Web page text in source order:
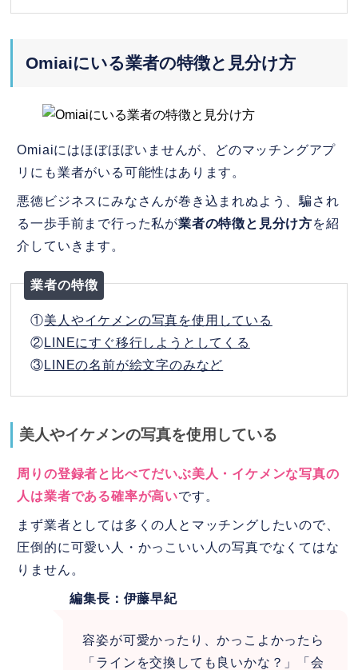
Omiaiにいる業者の特徴と見分け方
Omiaiにはほぼほぼいませんが、どのマッチングアプ
リにも業者がいる可能性はあります。
悪徳ビジネスにみなさんが巻き込まれぬよう、騙され
る一歩手前まで行った私が業者の特徴と見分け方を紹
介していきます。
業者の特徴
①美人やイケメンの写真を使用している
② LINEにすぐ移行しようとしてくる
③ LINEの名前が絵文字のみなど
美人やイケメンの写真を使用している
周りの登録者と比べてだいぶ美人・イケメンな写真の
人は業者である確率が高いです。
まず業者としては多くの人とマッチングしたいので、
圧倒的に可愛い人・かっこいい人の写真でなくてはな
りません。
編集長：伊藤早紀
容姿が可愛かったり、かっこよかったら
「ラインを交換しても良いかな？」「会